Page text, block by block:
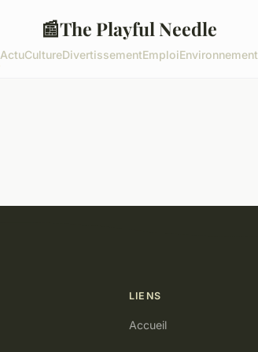
📰The Playful Needle
ActuCultureDivertissementEmploiEnvironnement
LIENS
Accueil